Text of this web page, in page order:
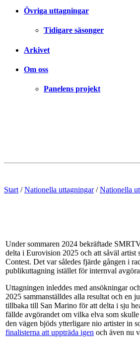
Övriga uttagningar
Tidigare säsonger
Arkivet
Om oss
Panelens projekt
Start / Nationella uttagningar / Nationella
Under sommaren 2024 bekräftade
delta i Eurovision 2025 och att såväl
Contest. Det var således fjärde gången i
publikuttagning istället för internval
Uttagningen inleddes med ansökningar
2025 sammanställdes alla resultat och en
tillbaka till San Marino för att delta i sju
fällde avgörandet om vilka elva som
den vägen bjöds ytterligare nio artister in
finalisterna att uppträda igen och även nu